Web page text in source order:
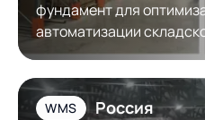
фундамент для
автоматизации
Rus
WMS Россия